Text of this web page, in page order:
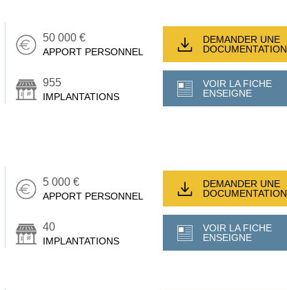
50 000 €
APPORT PERSONNEL
955
IMPLANTATIONS
DEMANDER UNE
DOCUMENTATION
VOIR LA FICHE
ENSEIGNE
5 000 €
APPORT PERSONNEL
40
IMPLANTATIONS
DEMANDER UNE
DOCUMENTATION
VOIR LA FICHE
ENSEIGNE